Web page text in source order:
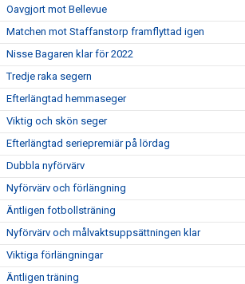
Oavgjort mot Bellevue
Matchen mot Staffanstorp framflyttad igen
Nisse Bagaren klar för 2022
Tredje raka segern
Efterlängtad hemmaseger
Viktig och skön seger
Efterlängtad seriepremiär på lördag
Dubbla nyförvärv
Nyförvärv och förlängning
Äntligen fotbollsträning
Nyförvärv och målvaktsuppsättningen klar
Viktiga förlängningar
Äntligen träning